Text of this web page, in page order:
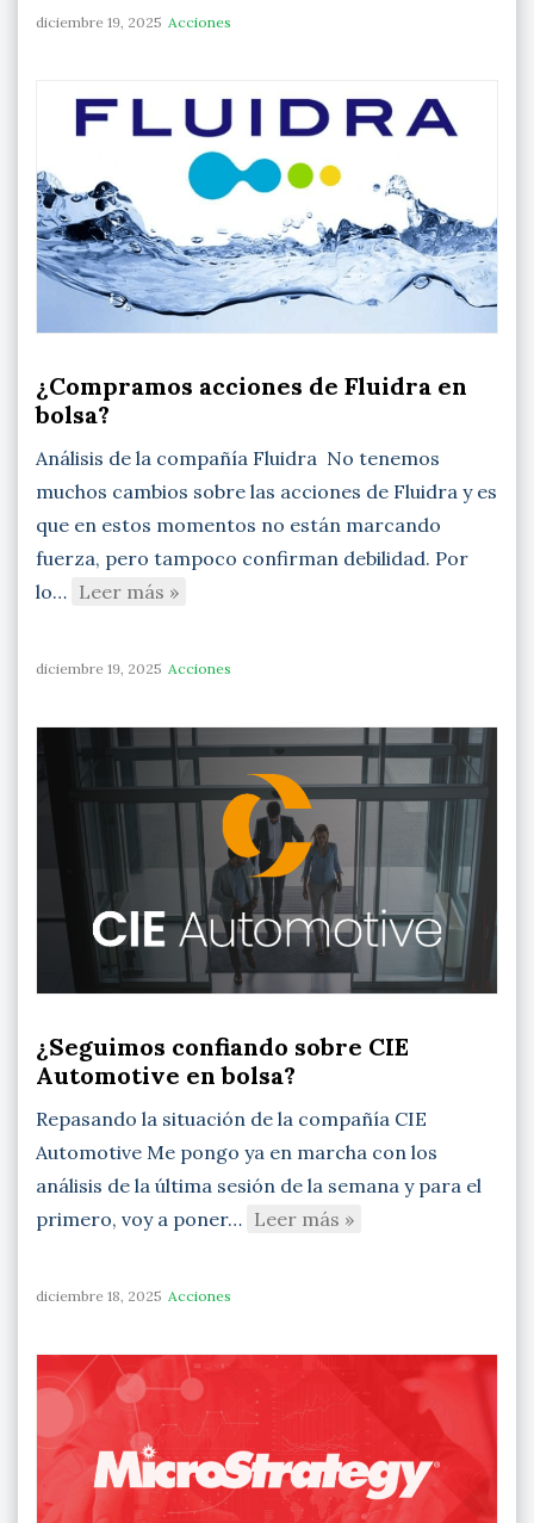
diciembre 19, 2025 Acciones
¿Compramos acciones de Fluidra en
bolsa?
Análisis de la compañía Fluidra No tenemos
muchos cambios sobre las acciones de Fluidra y es
que en estos momentos no están marcando
fuerza, pero tampoco confirman debilidad. Por
lo… Leer más »
diciembre 19, 2025 Acciones
¿Seguimos confiando sobre CIE
Automotive en bolsa?
Repasando la situación de la compañía CIE
Automotive Me pongo ya en marcha con los
análisis de la última sesión de la semana y para el
primero, voy a poner… Leer más »
diciembre 18, 2025 Acciones